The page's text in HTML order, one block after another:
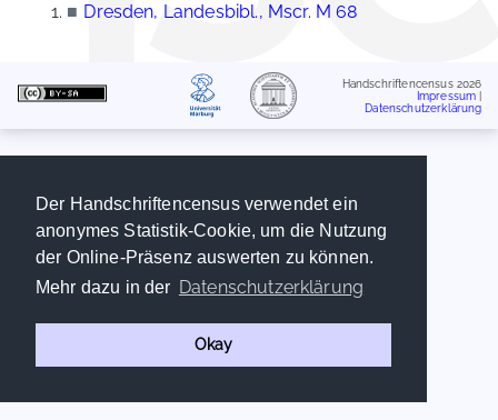
Der Handschriftencensus verwendet ein
anonymes Statistik-Cookie, um die Nutzung
der Online-Präsenz auswerten zu können.
Mehr dazu in der Datenschutzerklärung
Okay
■ Dresden, Landesbibl., Mscr. M 68
Handschriftencensus 2026
Impressum
Datenschutzerklärung